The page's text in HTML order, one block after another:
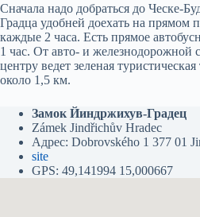
Сначала надо добраться до Ческе-
Градца удобней доехать на прямом
каждые 2 часа. Есть прямое
1 час. От авто- и железнодорожной
центру ведет зеленая
около 1,5 км.
Замок Йиндржихув-Градец
Zámek Jindřichův Hradec
Адрес: Dobrovského 1 377 01
site
GPS: 49,141994 15,000667